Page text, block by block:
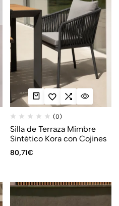
(0)
Silla de Terraza Mimbre
Sintético Kora con Cojines
80,71€